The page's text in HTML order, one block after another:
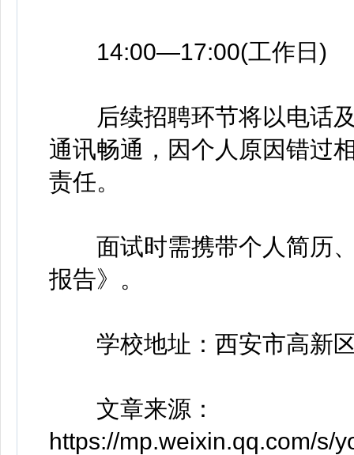
14:00—17:00(工作日)
后续招聘环节将以电话及
通讯畅通，因个人原因错过
责任。
面试时需携带个人简历、
报告》。
学校地址：西安市高新区
文章来源：
https://mp.weixin.qq.com/s/